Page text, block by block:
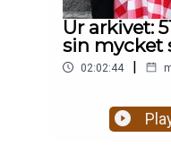
Ur arkivet:
sin mycket
02:02:44 |